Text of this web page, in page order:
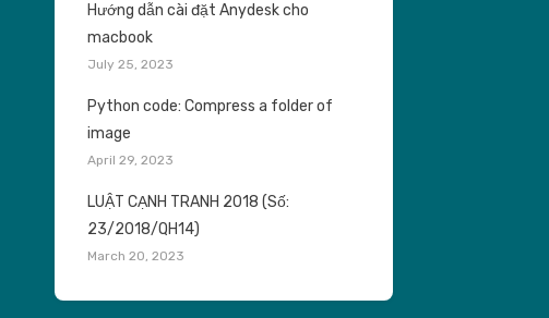
Hướng dẫn cài đặt Anydesk cho
macbook
July 25, 2023
Python code: Compress a folder of
image
April 29, 2023
LUẬT CẠNH TRANH 2018 (Số:
23/2018/QH14)
March 20, 2023